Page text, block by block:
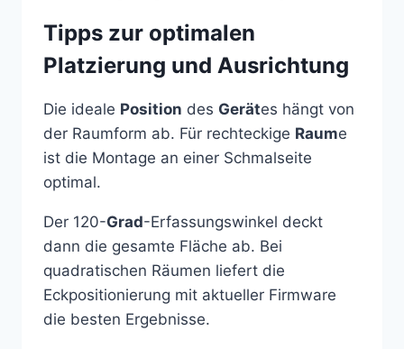
Tipps zur optimalen
Platzierung und Ausrichtung
Die ideale Position des Gerätes hängt von
der Raumform ab. Für rechteckige Raume
ist die Montage an einer Schmalseite
optimal.
Der 120-Grad-Erfassungswinkel deckt
dann die gesamte Fläche ab. Bei
quadratischen Räumen liefert die
Eckpositionierung mit aktueller Firmware
die besten Ergebnisse.